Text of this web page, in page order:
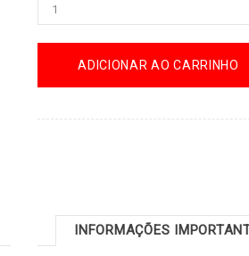
ADICIONAR AO CARRINHO
INFORMAÇÕES